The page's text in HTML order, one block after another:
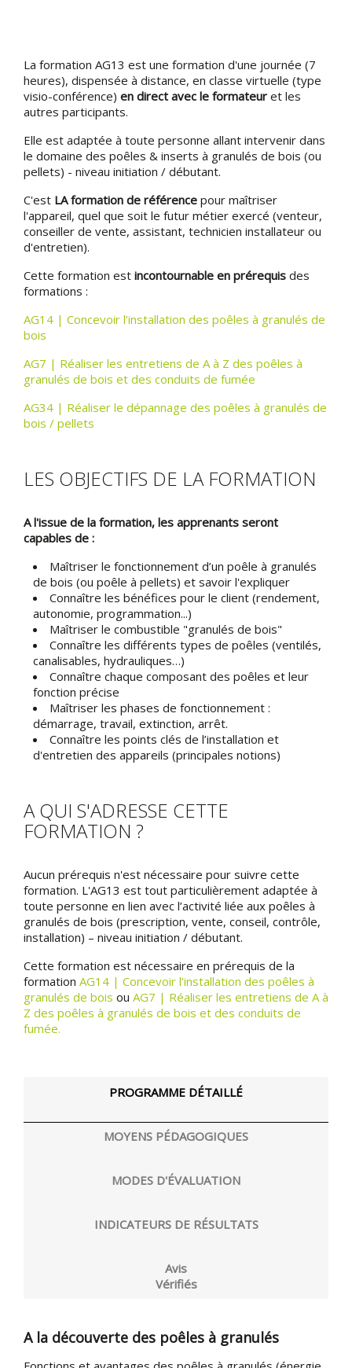
La formation AG13 est une formation d'une journée (7
heures), dispensée à distance, en classe virtuelle (type
visio-conférence) en direct avec le formateur et les
autres participants.
Elle est adaptée à toute personne allant intervenir dans
le domaine des poêles & inserts à granulés de bois (ou
pellets) - niveau initiation / débutant.
C'est LA formation de référence pour maîtriser
l'appareil, quel que soit le futur métier exercé (venteur,
conseiller de vente, assistant, technicien installateur ou
d'entretien).
Cette formation est incontournable en prérequis des
formations :
AG14 | Concevoir l’installation des poêles à granulés de
bois
AG7 | Réaliser les entretiens de A à Z des poêles à
granulés de bois et des conduits de fumée
AG34 | Réaliser le dépannage des poêles à granulés de
bois / pellets
LES OBJECTIFS DE LA FORMATION
A l'issue de la formation, les apprenants seront
capables de :
Maîtriser le fonctionnement d’un poêle à granulés
de bois (ou poêle à pellets) et savoir l'expliquer
Connaître les bénéfices pour le client (rendement,
autonomie, programmation...)
Maîtriser le combustible "granulés de bois"
Connaître les différents types de poêles (ventilés,
canalisables, hydrauliques…)
Connaître chaque composant des poêles et leur
fonction précise
Maîtriser les phases de fonctionnement :
démarrage, travail, extinction, arrêt.
Connaître les points clés de l’installation et
d'entretien des appareils (principales notions)
A QUI S'ADRESSE CETTE
FORMATION ?
Aucun prérequis n'est nécessaire pour suivre cette
formation. L'AG13 est tout particulièrement adaptée à
toute personne en lien avec l’activité liée aux poêles à
granulés de bois (prescription, vente, conseil, contrôle,
installation) – niveau initiation / débutant.
Cette formation est nécessaire en prérequis de la
formation AG14 | Concevoir l’installation des poêles à
granulés de bois ou AG7 | Réaliser les entretiens de A à
Z des poêles à granulés de bois et des conduits de
fumée.
PROGRAMME DÉTAILLÉ
MOYENS PÉDAGOGIQUES
MODES D'ÉVALUATION
INDICATEURS DE RÉSULTATS
Avis
Vérifiés
A la découverte des poêles à granulés